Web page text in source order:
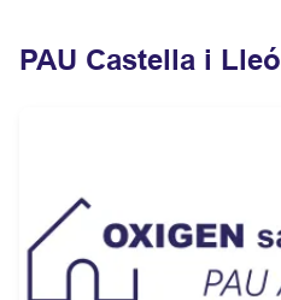
PAU Castella i Lleó